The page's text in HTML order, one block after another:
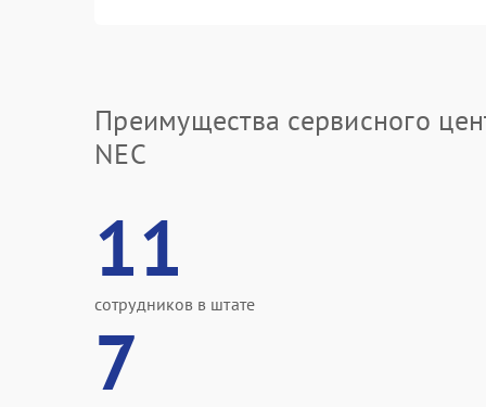
Преимущества сервисного
NEC
11
сотрудников в штате
7